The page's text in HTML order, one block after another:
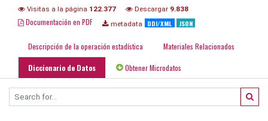
Visitas a la página 122.377 Descargar 9.838
Documentación en PDF metadata DDI/XML JSON
Descripción de la operación estadística Materiales Relacionados
Diccionario de Datos Obtener Microdatos